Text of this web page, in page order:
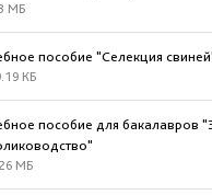
МБ
пособие "Селекция
КБ
пособие для бакалавров
МБ